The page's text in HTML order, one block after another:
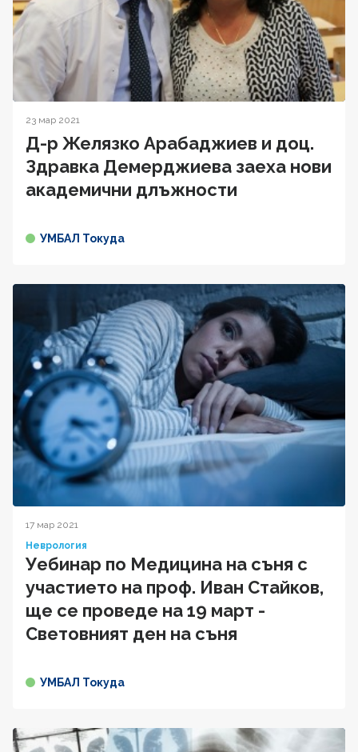
23 мар 2021
Д-р Желязко Арабаджиев и доц.
Здравка Демерджиева заеха нови
академични длъжности
УМБАЛ Токуда
17 мар 2021
Неврология
Уебинар по Медицина на съня с
участието на проф. Иван Стайков,
ще се проведе на 19 март -
Световният ден на съня
УМБАЛ Токуда